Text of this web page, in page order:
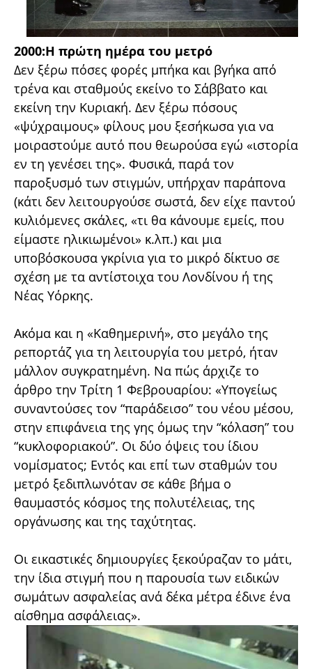
2000:Η πρώτη ημέρα του μετρό
Δεν ξέρω πόσες φορές μπήκα και βγήκα από
τρένα και σταθμούς εκείνο το Σάββατο και
εκείνη την Κυριακή. Δεν ξέρω πόσους
«ψύχραιμους» φίλους μου ξεσήκωσα για να
μοιραστούμε αυτό που θεωρούσα εγώ «ιστορία
εν τη γενέσει της». Φυσικά, παρά τον
παροξυσμό των στιγμών, υπήρχαν παράπονα
(κάτι δεν λειτουργούσε σωστά, δεν είχε παντού
κυλιόμενες σκάλες, «τι θα κάνουμε εμείς, που
είμαστε ηλικιωμένοι» κ.λπ.) και μια
υποβόσκουσα γκρίνια για το μικρό δίκτυο σε
σχέση με τα αντίστοιχα του Λονδίνου ή της
Νέας Υόρκης.
Ακόμα και η «Καθημερινή», στο μεγάλο της
ρεπορτάζ για τη λειτουργία του μετρό, ήταν
μάλλον συγκρατημένη. Να πώς άρχιζε το
άρθρο την Τρίτη 1 Φεβρουαρίου: «Υπογείως
συναντούσες τον “παράδεισο” του νέου μέσου,
στην επιφάνεια της γης όμως την “κόλαση” του
“κυκλοφοριακού”. Οι δύο όψεις του ίδιου
νομίσματος; Εντός και επί των σταθμών του
μετρό ξεδιπλωνόταν σε κάθε βήμα ο
θαυμαστός κόσμος της πολυτέλειας, της
οργάνωσης και της ταχύτητας.
Οι εικαστικές δημιουργίες ξεκούραζαν το μάτι,
την ίδια στιγμή που η παρουσία των ειδικών
σωμάτων ασφαλείας ανά δέκα μέτρα έδινε ένα
αίσθημα ασφάλειας».